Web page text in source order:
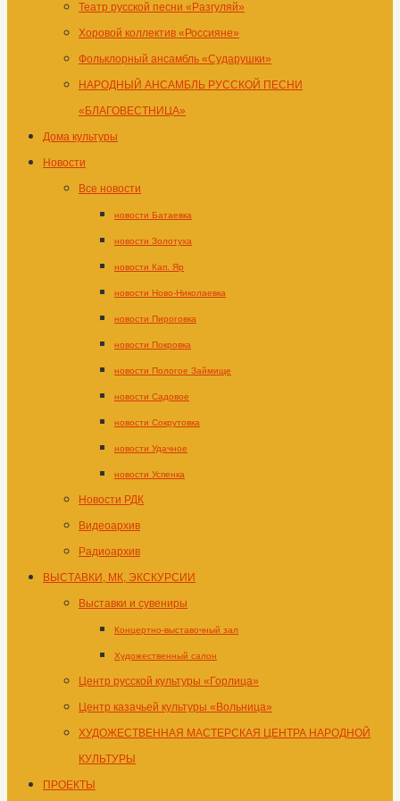
Театр русской песни «Разгуляй»
Хоровой коллектив «Россияне»
Фольклорный ансамбль «Сударушки»
НАРОДНЫЙ АНСАМБЛЬ РУССКОЙ ПЕСНИ
«БЛАГОВЕСТНИЦА»
Дома культуры
Новости
Все новости
новости Батаевка
новости Золотуха
новости Кап. Яр
новости Ново-Николаевка
новости Пироговка
новости Покровка
новости Пологое Займище
новости Садовое
новости Сокрутовка
новости Удачное
новости Успенка
Новости РДК
Видеоархив
Радиоархив
ВЫСТАВКИ, МК, ЭКСКУРСИИ
Выставки и сувениры
Концертно-выставочный зал
Художественный салон
Центр русской культуры «Горлица»
Центр казачьей культуры «Вольница»
ХУДОЖЕСТВЕННАЯ МАСТЕРСКАЯ ЦЕНТРА НАРОДНОЙ
КУЛЬТУРЫ
ПРОЕКТЫ